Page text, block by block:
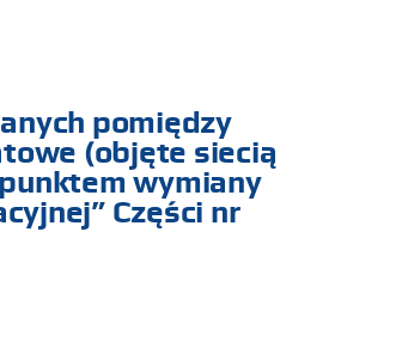
pomiędzy
(objęte siecią
wymiany
Części nr